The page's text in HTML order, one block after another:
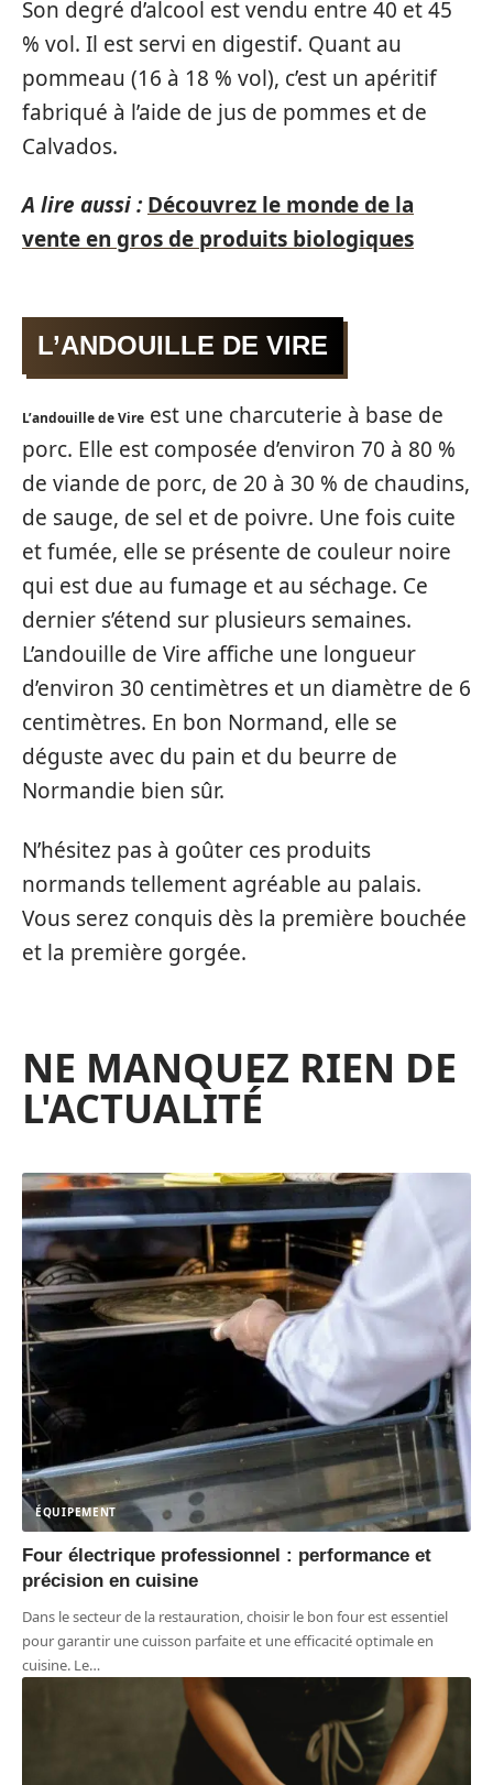
Son degré d’alcool est vendu entre 40 et 45
% vol. Il est servi en digestif. Quant au
pommeau (16 à 18 % vol), c’est un apéritif
fabriqué à l’aide de jus de pommes et de
Calvados.
A lire aussi : Découvrez le monde de la
vente en gros de produits biologiques
L’ANDOUILLE DE VIRE
L’andouille de Vire est une charcuterie à base de
porc. Elle est composée d’environ 70 à 80 %
de viande de porc, de 20 à 30 % de chaudins,
de sauge, de sel et de poivre. Une fois cuite
et fumée, elle se présente de couleur noire
qui est due au fumage et au séchage. Ce
dernier s’étend sur plusieurs semaines.
L’andouille de Vire affiche une longueur
d’environ 30 centimètres et un diamètre de 6
centimètres. En bon Normand, elle se
déguste avec du pain et du beurre de
Normandie bien sûr.
N’hésitez pas à goûter ces produits
normands tellement agréable au palais.
Vous serez conquis dès la première bouchée
et la première gorgée.
NE MANQUEZ RIEN DE
L'ACTUALITÉ
ÉQUIPEMENT
Four électrique professionnel : performance et
précision en cuisine
Dans le secteur de la restauration, choisir le bon four est essentiel
pour garantir une cuisson parfaite et une efficacité optimale en
cuisine. Le…